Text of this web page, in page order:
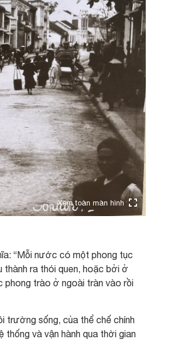
Xem toàn màn hình
“Mỗi nước có một phong tục
ra thói quen, hoặc bởi ở
phong trào ở ngoài tràn vào rồi
trường sống, của thể chế chính
và vận hành qua thời gian